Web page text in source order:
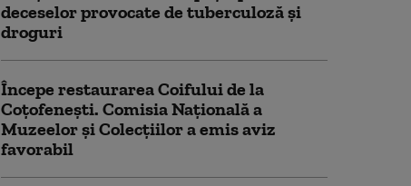
deceselor provocate de tuberculoză şi
droguri
Începe restaurarea Coifului de la
Coțofenești. Comisia Naţională a
Muzeelor şi Colecţiilor a emis aviz
favorabil